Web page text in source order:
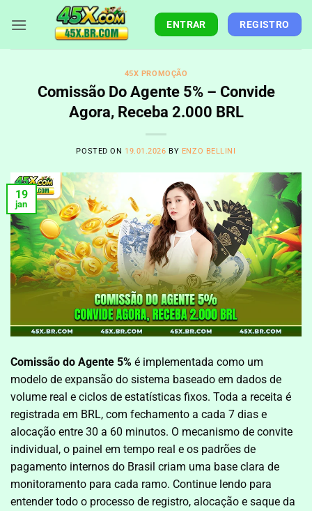
ENTRAR REGISTRO
45X PROMOÇÃO
Comissão Do Agente 5% – Convide
Agora, Receba 2.000 BRL
POSTED ON 19.01.2026 BY ENZO BELLINI
19
jan
Comissão do Agente 5% é implementada como um
modelo de expansão do sistema baseado em dados de
volume real e ciclos de estatísticas fixos. Toda a receita é
registrada em BRL, com fechamento a cada 7 dias e
alocação entre 30 a 60 minutos. O mecanismo de convite
individual, o painel em tempo real e os padrões de
pagamento internos do Brasil criam uma base clara de
monitoramento para cada ramo. Continue lendo para
entender todo o processo de registro, alocação e saque da